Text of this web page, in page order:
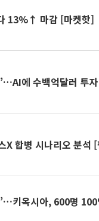
13%↑ 마감 [마켓핫]
에 수백억달러 투자
X 합병 시나리오 분석
키옥시아, 600명 100